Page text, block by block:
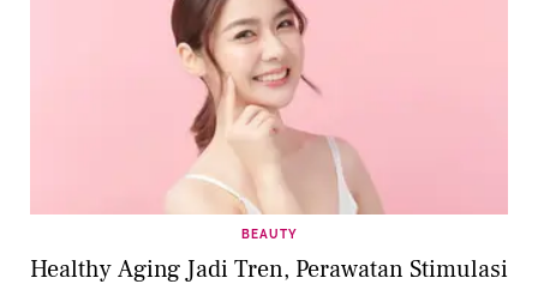
BEAUTY
Healthy Aging Jadi Tren, Perawatan Stimulasi